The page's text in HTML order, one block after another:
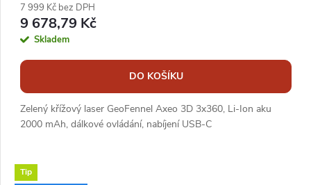
7 999 Kč bez DPH
9 678,79 Kč
Skladem
DO KOŠÍKU
Zelený křížový laser GeoFennel Axeo 3D 3x360, Li-Ion aku
2000 mAh, dálkové ovládání, nabíjení USB-C
Tip